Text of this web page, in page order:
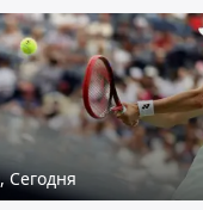
Сегодня